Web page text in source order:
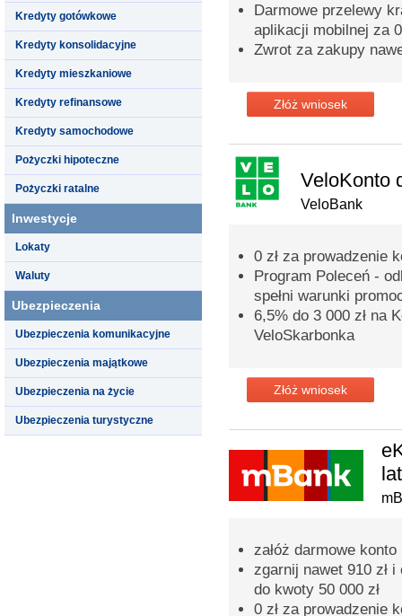
Kredyty gotówkowe
Kredyty konsolidacyjne
Kredyty mieszkaniowe
Kredyty refinansowe
Kredyty samochodowe
Pożyczki hipoteczne
Pożyczki ratalne
Inwestycje
Lokaty
Waluty
Ubezpieczenia
Ubezpieczenia komunikacyjne
Ubezpieczenia majątkowe
Ubezpieczenia na życie
Ubezpieczenia turystyczne
Darmowe przelewy
aplikacji mobilnej za 0
Zwrot za zakupy
Złóż wniosek
VeloKonto
VeloBank
0 zł za prowadzenie
Program Poleceń -
spełni warunki
6,5% do 3 000 zł na
VeloSkarbonka
Złóż wniosek
załóż darmowe
zgarnij nawet 910 zł
do kwoty 50 000 zł
0 zł za prowadzenie